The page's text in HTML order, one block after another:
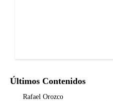
Últimos Contenidos
Rafael Orozco